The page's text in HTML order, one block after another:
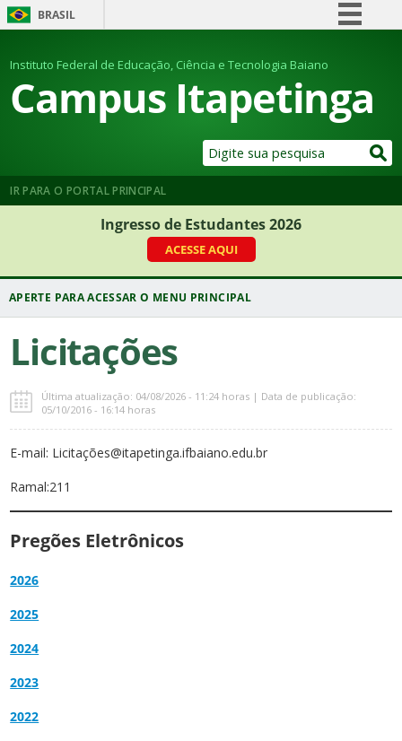
BRASIL
Comunica BR
Participe
Legislação
Instituto Federal de Educação, Ciência e Tecnologia Baiano
Campus Itapetinga
IR PARA O PORTAL PRINCIPAL
Ingresso de Estudantes 2026
ACESSE AQUI
Licitações
Última atualização: 04/08/2026 - 11:24 horas | Data de publicação:
05/10/2016 - 16:14 horas
E-mail: Licitações@itapetinga.ifbaiano.edu.br
Ramal:211
Pregões Eletrônicos
2026
2025
2024
2023
2022